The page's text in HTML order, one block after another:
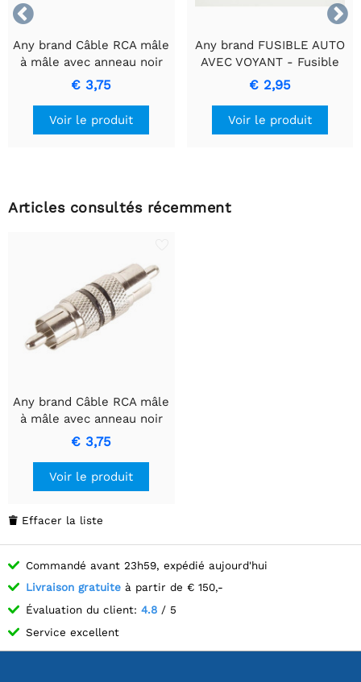


Any brand Câble RCA mâle
à mâle avec anneau noir
pour un transfert de
signal de haute qualité
€ 3,75
Voir le produit
Any brand FUSIBLE AUTO
AVEC VOYANT - Fusible
bleu 15A
€ 2,95
Voir le produit
Articles consultés récemment
Any brand Câble RCA mâle
à mâle avec anneau noir
pour un transfert de
signal de haute qualité
€ 3,75
Voir le produit
 Effacer la liste
Commandé avant 23h59, expédié aujourd'hui
Livraison gratuite à partir de € 150,-
Évaluation du client: 4.8 / 5
Service excellent